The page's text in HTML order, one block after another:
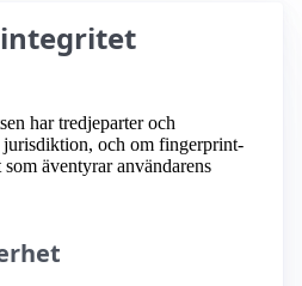
har tredjeparter och
och om fingerprint-
äventyrar användarens